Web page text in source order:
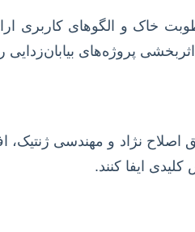
خاک و الگوهای کاربری
پروژه‌های بیابان‌زدایی
نژاد و مهندسی ژنتیک،
ایفا کنند.